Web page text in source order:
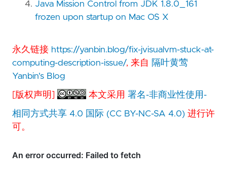
Java Mission Control from JDK 1.8.0_161
frozen upon startup on Mac OS X
永久链接 https://yanbin.blog/fix-jvisualvm-stuck-at-
computing-description-issue/, 来自
隔叶黄莺
Yanbin's Blog
[版权声明] 本文采用署名-非商业性使用-
相同方式共享 4.0 国际 (CC BY-NC-SA 4.0) 进行许
可。